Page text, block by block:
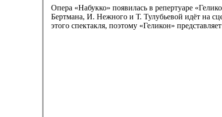
Опера «Набукко» появилась в репертуаре
Бертмана, И. Нежного и Т. Тулубьевой идёт на
этого спектакля, поэтому «Геликон»